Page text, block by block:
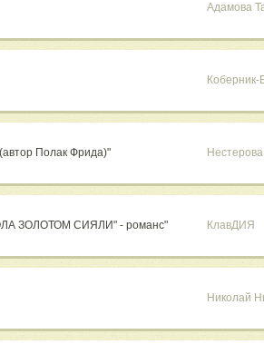
Адамова
Коберник-
Полак Фрида)"
ЗОЛОТОМ СИЯЛИ" - романс" КлавДИЯ
Николай